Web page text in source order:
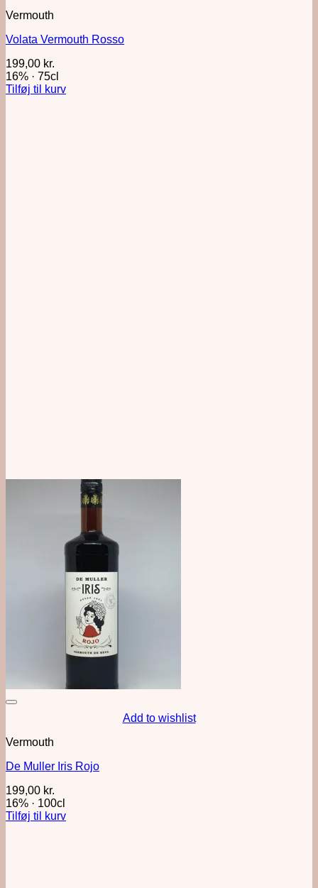
Vermouth
Volata Vermouth Rosso
199,00 kr.
16% · 75cl
Tilføj til kurv
Add to wishlist
Vermouth
De Muller Iris Rojo
199,00 kr.
16% · 100cl
Tilføj til kurv